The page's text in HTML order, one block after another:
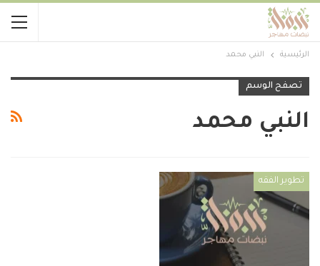
الرئيسية النبي محمد
تصفح الوسم
النبي محمد
تطوير الفقه